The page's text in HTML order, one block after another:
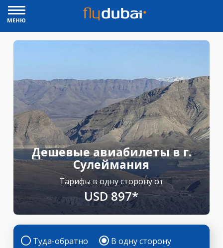
МЕНЮ
Дешевые авиабилеты в г.
Сулеймания
Тарифы в одну сторону от
USD 897*
Туда-обратно В одну сторону